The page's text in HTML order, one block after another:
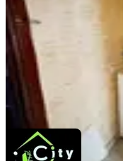
32.000 ₺
CİTY GAYRİMENKUL